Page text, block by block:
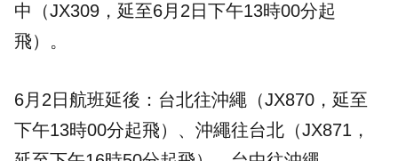
中（JX309，延至6月2日下午13時00分起
飛）。
6月2日航班延後：台北往沖繩（JX870，延至
下午13時00分起飛）、沖繩往台北（JX871，